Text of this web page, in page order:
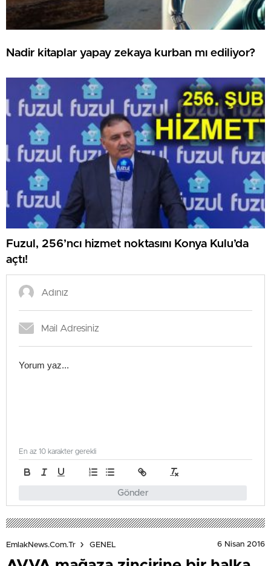
Nadir kitaplar yapay zekaya kurban mı ediliyor?
Fuzul, 256’ncı hizmet noktasını Konya Kulu’da
açtı!
Gönder
En az 10 karakter gerekli
EmlakNews.com.tr GENEL 6 Nisan 2016